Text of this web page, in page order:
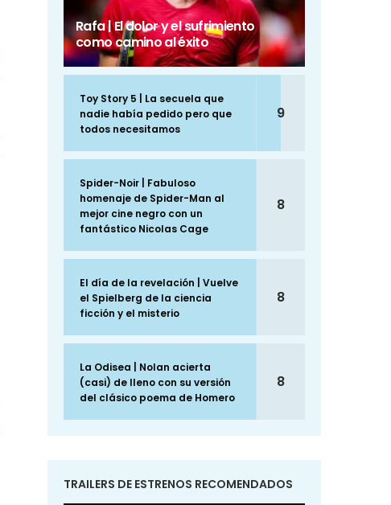
Rafa | El dolor y el sufrimiento
como camino al éxito
Toy Story 5 | La secuela que
nadie había pedido pero que
todos necesitamos
9
Spider-Noir | Fabuloso
homenaje de Spider-Man al
mejor cine negro con un
fantástico Nicolas Cage
8
El día de la revelación | Vuelve
el Spielberg de la ciencia
ficción y el misterio
8
La Odisea | Nolan acierta
(casi) de lleno con su versión
del clásico poema de Homero
8
TRAILERS DE ESTRENOS RECOMENDADOS